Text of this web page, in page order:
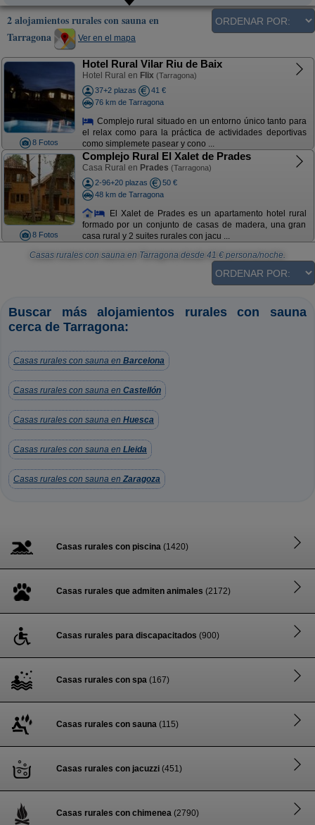
2 alojamientos rurales con sauna en
Tarragona
Ver en el mapa
8 Fotos
Hotel Rural Vilar Riu de Baix
Hotel Rural en Flix (Tarragona)
37+2 plazas
41 €
76 km de Tarragona
Complejo rural situado en un entorno único tanto para
el relax como para la práctica de actividades deportivas
como simplemete pasear y cono ...
8 Fotos
Complejo Rural El Xalet de Prades
Casa Rural en Prades (Tarragona)
2-96+20 plazas
50 €
48 km de Tarragona
El Xalet de Prades es un apartamento hotel rural
formado por un conjunto de casas de madera, una gran
casa rural y 2 suites rurales con jacu ...
Casas rurales con sauna en Tarragona desde 41 € persona/noche.
Buscar más alojamientos rurales con sauna
cerca de Tarragona:
Casas rurales con sauna en Barcelona
Casas rurales con sauna en Castellón
Casas rurales con sauna en Huesca
Casas rurales con sauna en Lleida
Casas rurales con sauna en Zaragoza
Casas rurales con piscina (1420)
Casas rurales que admiten animales (2172)
Casas rurales para discapacitados (900)
Casas rurales con spa (167)
Casas rurales con sauna (115)
Casas rurales con jacuzzi (451)
Casas rurales con chimenea (2790)